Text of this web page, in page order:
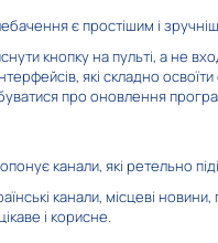
HD
є простішим і
кнопку на пульті, а не
які складно
про оновлення
канали, які ретельно
канали, місцеві
і корисне.